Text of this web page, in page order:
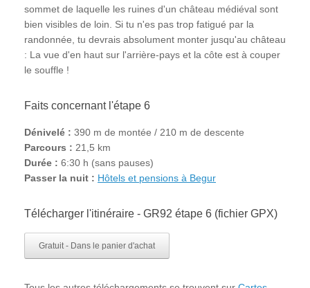
sommet de laquelle les ruines d'un château médiéval sont
bien visibles de loin. Si tu n'es pas trop fatigué par la
randonnée, tu devrais absolument monter jusqu'au château
: La vue d'en haut sur l'arrière-pays et la côte est à couper
le souffle !
Faits concernant l'étape 6
Dénivelé : 390 m de montée / 210 m de descente
Parcours : 21,5 km
Durée : 6:30 h (sans pauses)
Passer la nuit : Hôtels et pensions à Begur
Télécharger l'itinéraire - GR92 étape 6 (fichier GPX)
Gratuit - Dans le panier d'achat